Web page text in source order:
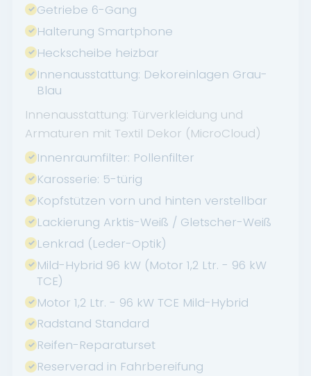
Getriebe 6-Gang
Halterung Smartphone
Heckscheibe heizbar
Innenausstattung: Dekoreinlagen Grau-
Blau
Innenausstattung: Türverkleidung und
Armaturen mit Textil Dekor (MicroCloud)
Innenraumfilter: Pollenfilter
Karosserie: 5-türig
Kopfstützen vorn und hinten verstellbar
Lackierung Arktis-Weiß / Gletscher-Weiß
Lenkrad (Leder-Optik)
Mild-Hybrid 96 kW (Motor 1,2 Ltr. - 96 kW
TCE)
Motor 1,2 Ltr. - 96 kW TCE Mild-Hybrid
Radstand Standard
Reifen-Reparaturset
Reserverad in Fahrbereifung